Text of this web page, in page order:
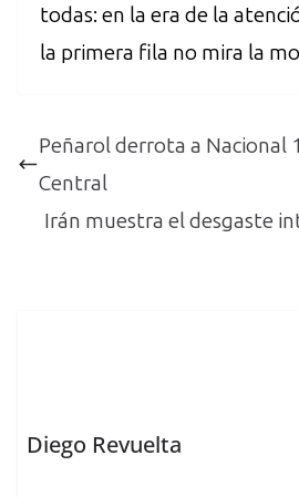
todas: en la era de la
la primera fila no mira la
Peñarol derrota a Nacional
Central
Irán muestra el desgaste
Diego Revuelta